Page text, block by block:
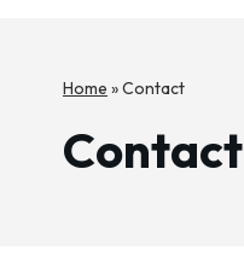
Home »Contact
Contact